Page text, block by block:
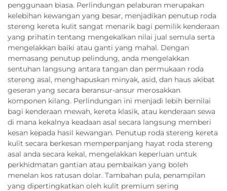
penggunaan biasa. Perlindungan pelaburan merupakan
kelebihan kewangan yang besar, menjadikan penutup roda
stereng kereta kulit sangat menarik bagi pemilik kenderaan
yang prihatin tentang mengekalkan nilai jual semula serta
mengelakkan baiki atau ganti yang mahal. Dengan
memasang penutup pelindung, anda mengelakkan
sentuhan langsung antara tangan dan permukaan roda
stereng asal, menghapuskan minyak, asid, dan haus akibat
geseran yang secara beransur-ansur merosakkan
komponen kilang. Perlindungan ini menjadi lebih bernilai
bagi kenderaan mewah, kereta klasik, atau kenderaan sewa
di mana kekalnya keadaan asal secara langsung memberi
kesan kepada hasil kewangan. Penutup roda stereng kereta
kulit secara berkesan memperpanjang hayat roda stereng
asal anda secara kekal, mengelakkan keperluan untuk
perkhidmatan gantian atau pembaikan yang boleh
menelan kos ratusan dolar. Tambahan pula, penampilan
yang dipertingkatkan oleh kulit premium sering